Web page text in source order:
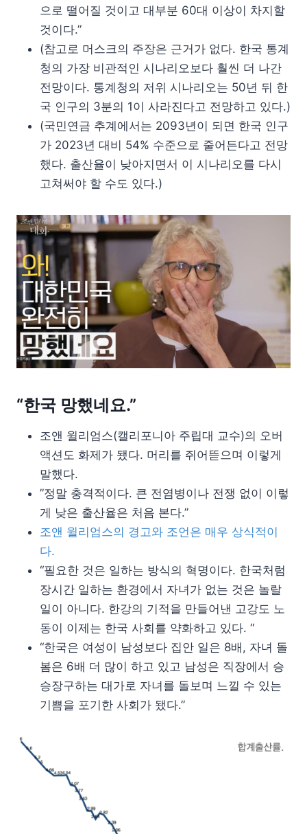
으로 떨어질 것이고 대부분 60대 이상이 차지할
것이다.”
(참고로 머스크의 주장은 근거가 없다. 한국 통계
청의 가장 비관적인 시나리오보다 훨씬 더 나간
전망이다. 통계청의 저위 시나리오는 50년 뒤 한
국 인구의 3분의 1이 사라진다고 전망하고 있다.)
(국민연금 추계에서는 2093년이 되면 한국 인구
가 2023년 대비 54% 수준으로 줄어든다고 전망
했다. 출산율이 낮아지면서 이 시나리오를 다시
고쳐써야 할 수도 있다.)
“한국 망했네요.”
조앤 윌리엄스(캘리포니아 주립대 교수)의 오버
액션도 화제가 됐다. 머리를 쥐어뜯으며 이렇게
말했다.
”정말 충격적이다. 큰 전염병이나 전쟁 없이 이렇
게 낮은 출산율은 처음 본다.”
조앤 윌리엄스의 경고와 조언은 매우 상식적이
다.
“필요한 것은 일하는 방식의 혁명이다. 한국처럼
장시간 일하는 환경에서 자녀가 없는 것은 놀랄
일이 아니다. 한강의 기적을 만들어낸 고강도 노
동이 이제는 한국 사회를 약화하고 있다. “
“한국은 여성이 남성보다 집안 일은 8배, 자녀 돌
봄은 6배 더 많이 하고 있고 남성은 직장에서 승
승장구하는 대가로 자녀를 돌보며 느낄 수 있는
기쁨을 포기한 사회가 됐다.”